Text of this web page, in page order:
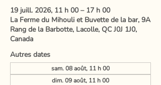
19 juill. 2026, 11 h 00 – 17 h 00
La Ferme du Mihouli et Buvette de la bar, 9A
Rang de la Barbotte, Lacolle, QC J0J 1J0,
Canada
Autres dates
sam. 08 août, 11 h 00
dim. 09 août, 11 h 00